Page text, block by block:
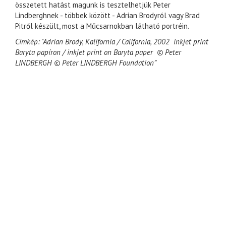
összetett hatást magunk is tesztelhetjük Peter
Lindberghnek - többek között - Adrian Brodyról vagy Brad
Pitről készült, most a Műcsarnokban látható portréin.
Címkép: "Adrian Brody, Kalifornia / California, 2002 inkjet print
Baryta papíron / inkjet print on Baryta paper © Peter
LINDBERGH © Peter LINDBERGH Foundation”